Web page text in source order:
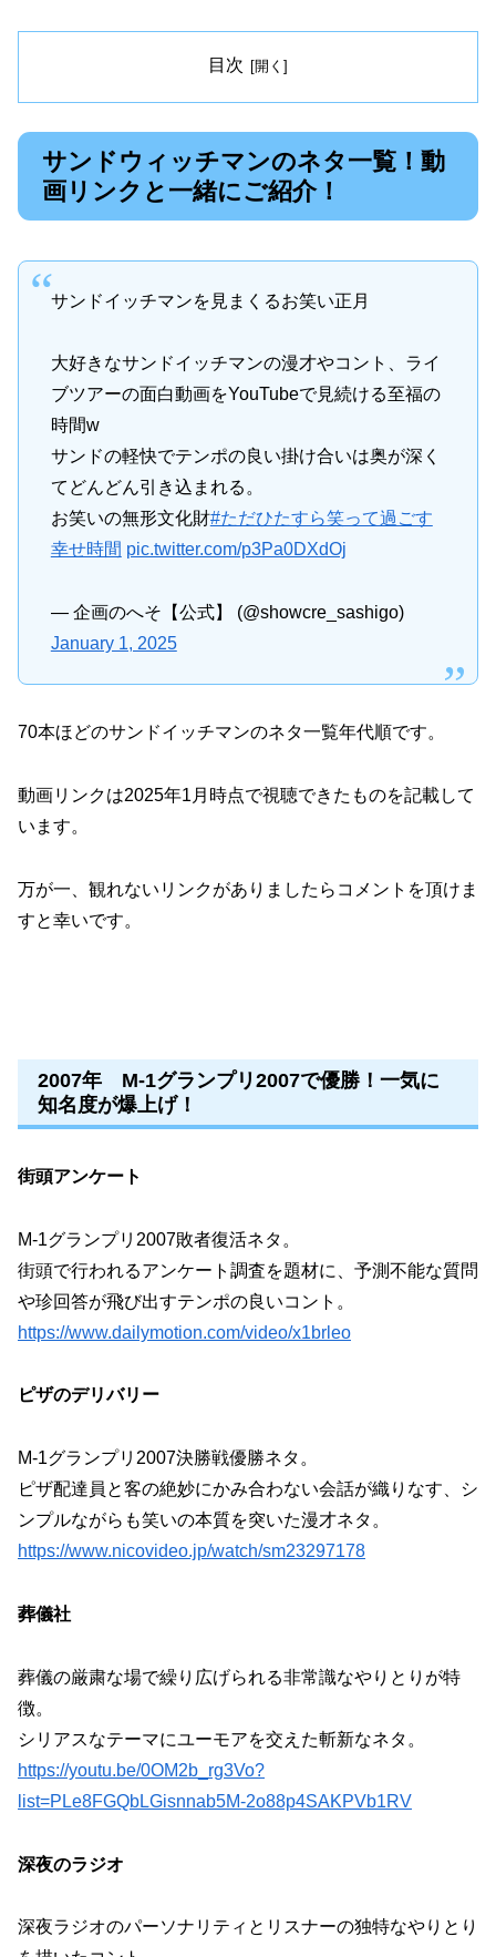
目次
サンドウィッチマンのネタ一覧！動
画リンクと一緒にご紹介！
サンドイッチマンを見まくるお笑い正月
大好きなサンドイッチマンの漫才やコント、ライ
ブツアーの面白動画をYouTubeで見続ける至福の
時間w
サンドの軽快でテンポの良い掛け合いは奥が深く
てどんどん引き込まれる。
お笑いの無形文化財#ただひたすら笑って過ごす
幸せ時間 pic.twitter.com/p3Pa0DXdOj
— 企画のへそ【公式】 (@showcre_sashigo)
January 1, 2025
70本ほどのサンドイッチマンのネタ一覧年代順です。
動画リンクは2025年1月時点で視聴できたものを記載して
います。
万が一、観れないリンクがありましたらコメントを頂けま
すと幸いです。
2007年 M-1グランプリ2007で優勝！一気に
知名度が爆上げ！
街頭アンケート
M-1グランプリ2007敗者復活ネタ。
街頭で行われるアンケート調査を題材に、予測不能な質問
や珍回答が飛び出すテンポの良いコント。
https://www.dailymotion.com/video/x1brleo
ピザのデリバリー
M-1グランプリ2007決勝戦優勝ネタ。
ピザ配達員と客の絶妙にかみ合わない会話が織りなす、シ
ンプルながらも笑いの本質を突いた漫才ネタ。
https://www.nicovideo.jp/watch/sm23297178
葬儀社
葬儀の厳粛な場で繰り広げられる非常識なやりとりが特
徴。
シリアスなテーマにユーモアを交えた斬新なネタ。
https://youtu.be/0OM2b_rg3Vo?
list=PLe8FGQbLGisnnab5M-2o88p4SAKPVb1RV
深夜のラジオ
深夜ラジオのパーソナリティとリスナーの独特なやりとり